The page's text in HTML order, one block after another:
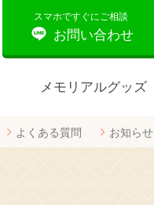
スマホですぐにご相談
お問い合わせ
メモリアルグッズ
よくある質問 お知らせ